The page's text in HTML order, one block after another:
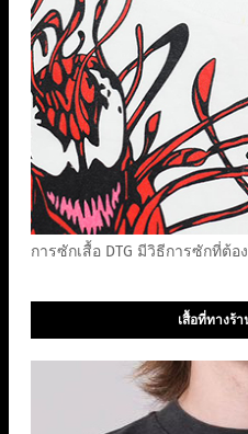
การซักเสื้อ DTG มีวิธีการซักที่ต้
เสื้อที่ทางร้